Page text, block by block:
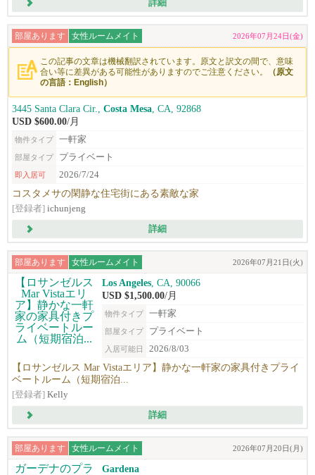
詳細
部屋あります 女性ルームメイト 2026年07月24日(金)
この記事の文章は機械翻訳されています。原文と訳文の間で、意味
合い等に差異がある可能性がありますのでご注意ください。
（原文
の言語：English）
3445 Santa Clara Cir., Costa Mesa , CA, 92868
USD $600.00/月
物件タイプ 一軒家
部屋タイプ プライベート
即入居可 2026/7/24
コスタメサの閑静な住宅街にある素敵な家
[登録者] ichunjeng
詳細
部屋あります 女性ルームメイト 2026年07月21日(火)
Los Angeles , CA, 90066
USD $1,500.00/月
物件タイプ 一軒家
部屋タイプ プライベート
入居可能日 2026/8/03
【ロサンゼルス Mar Vistaエリア】静かな一軒家の家具付きプライ
ベートルーム（短期宿泊...
[登録者] Kelly
詳細
部屋あります 女性ルームメイト 2026年07月20日(月)
Gardena